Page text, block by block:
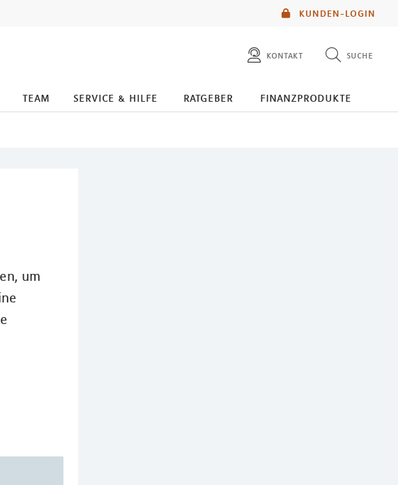
KUNDEN-LOGIN
kontakt suche
diese website durchsuchen
team service & hilfe ratgeber finanzprodukte
um